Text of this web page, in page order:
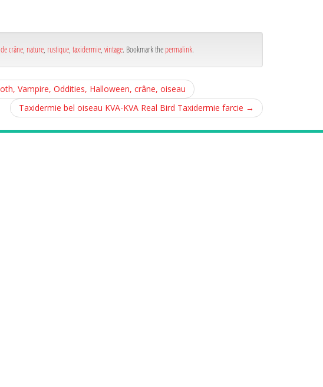
crâne nature rustique taxidermie vintage. Bookmark the permalink.
Vampire, Oddities, Halloween, crâne, oiseau
Taxidermie bel oiseau KVA-KVA Real Bird Taxidermie farcie →